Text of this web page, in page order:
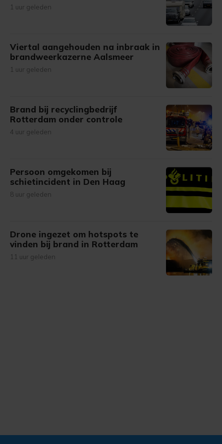
1 uur geleden
Viertal aangehouden na inbraak in
brandweerkazerne Aalsmeer
1 uur geleden
Brand bij recyclingbedrijf
Rotterdam onder controle
4 uur geleden
Persoon omgekomen bij
schietincident in Den Haag
8 uur geleden
Drone ingezet om hotspots te
vinden bij brand in Rotterdam
11 uur geleden